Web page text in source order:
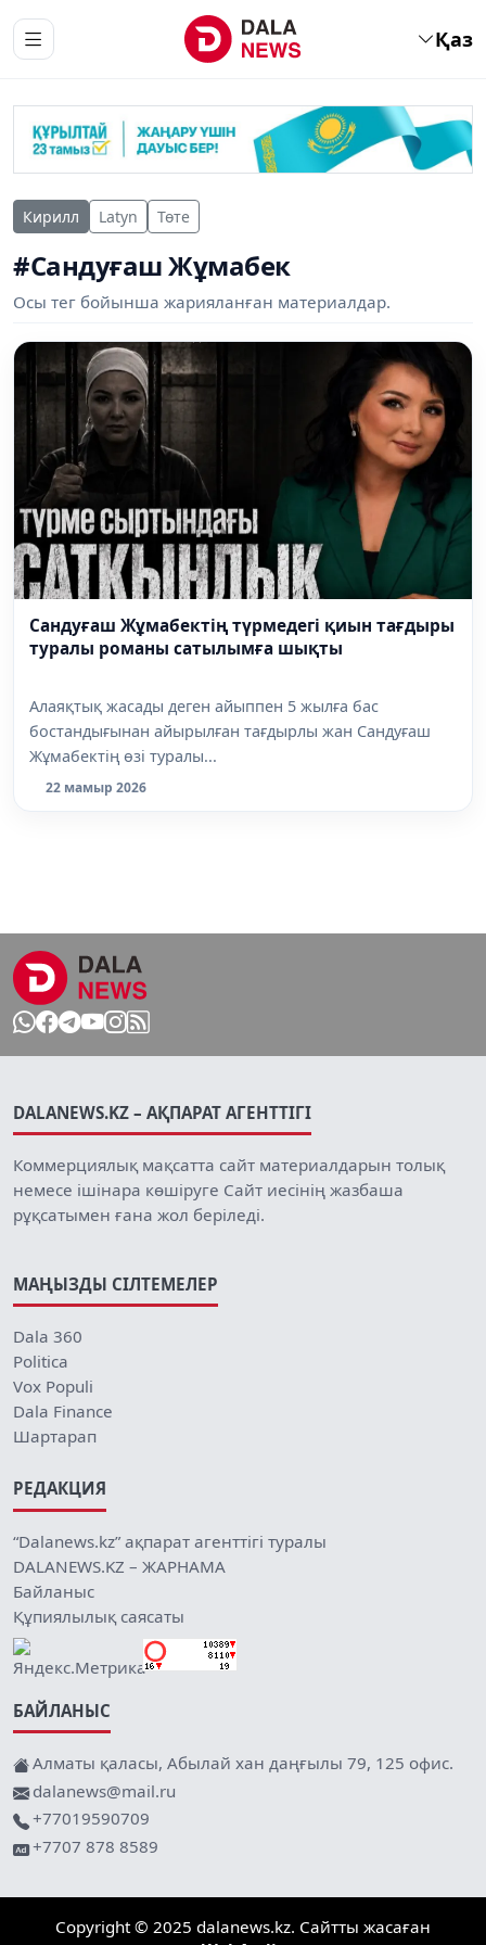
Қаз
Кирилл Latyn Төте
#Сандуғаш Жұмабек
Осы тег бойынша жарияланған материалдар.
Сандуғаш Жұмабектің түрмедегі қиын тағдыры
туралы романы сатылымға шықты
Алаяқтық жасады деген айыппен 5 жылға бас
бостандығынан айырылған тағдырлы жан Сандуғаш
Жұмабектің өзі туралы...
22 мамыр 2026
DALANEWS.KZ – АҚПАРАТ АГЕНТТІГІ
Коммерциялық мақсатта сайт материалдарын толық
немесе ішінара көшіруге Сайт иесінің жазбаша
рұқсатымен ғана жол беріледі.
МАҢЫЗДЫ СІЛТЕМЕЛЕР
Dala 360
Politica
Vox Populi
Dala Finance
Шартарап
РЕДАКЦИЯ
“Dalanews.kz” ақпарат агенттігі туралы
DALANEWS.KZ – ЖАРНАМА
Байланыс
Құпиялылық саясаты
БАЙЛАНЫС
Алматы қаласы, Абылай хан даңғылы 79, 125 офис.
dalanews@mail.ru
+77019590709
+7707 878 8589
Copyright © 2025 dalanews.kz. Сайтты жасаған